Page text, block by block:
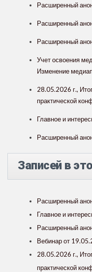
Расширенный
Расширенный
Расширенный
Учет освоения
Изменение
28.05.2026 г.,
практической
Главное и
Расширенный
Записей в
Расширенный
Главное и
Расширенный
Вебинар от
28.05.2026 г.,
практической